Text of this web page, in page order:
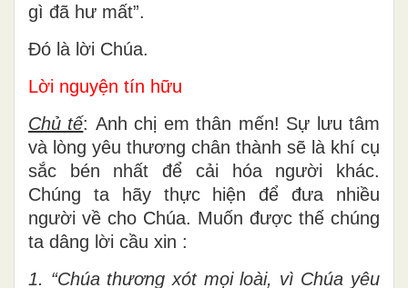
gì đã hư mất”.
Ðó là lời Chúa.
Lời nguyện tín hữu
Chủ tế: Anh chị em thân mến! Sự lưu tâm
và lòng yêu thương chân thành sẽ là khí cụ
sắc bén nhất để cải hóa người khác.
Chúng ta hãy thực hiện để đưa nhiều
người về cho Chúa. Muốn được thế chúng
ta dâng lời cầu xin :
1. “Chúa thương xót mọi loài, vì Chúa yêu